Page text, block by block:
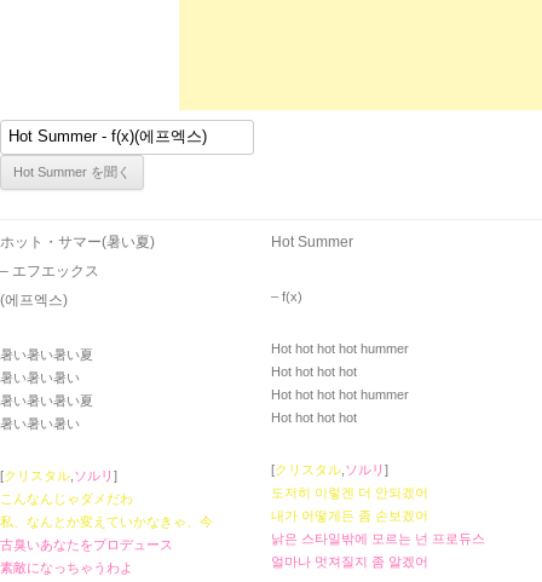
ホット・サマー(暑い夏)
– エフエックス
(에프엑스)
暑い暑い暑い夏
暑い暑い暑い
暑い暑い暑い夏
暑い暑い暑い
[クリスタル ソルリ ]
こんなんじゃダメだわ
私、なんとか変えていかなきゃ、今
古臭いあなたをプロデュース
素敵になっちゃうわよ
Hot Summer
– ​f(x)
Hot hot hot hot hummer
Hot hot hot hot
Hot hot hot hot hummer
Hot hot hot hot
[クリスタル ソルリ ]
도저히 이렇겐 더 안되겠어
내가 어떻게든 좀 손보겠어
낡은 스타일밖에 모르는 넌 프로듀스
얼마나 멋져질지 좀 알겠어